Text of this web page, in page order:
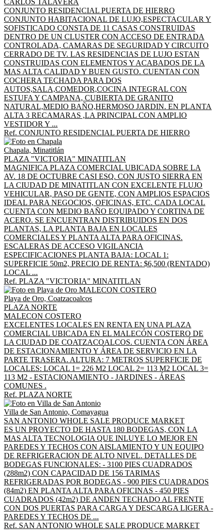
CARLOS TALAVERA
CONJUNTO RESIDENCIAL PUERTA DE HIERRO
CONJUNTO HABITACIONAL DE LUJO,ESPECTACULAR Y
SOFISTICADO CONSTA DE 11 CASAS CONSTRUIDAS
DENTRO DE UN CLUSTER CON ACCESO DE ENTRADA
CONTROLADA, CAMARAS DE SEGURIDAD Y CIRCUITO
CERRADO DE TV. LAS RESIDENCIAS DE LUJO ESTAN
CONSTRUIDAS CON ELEMENTOS Y ACABADOS DE LA
MAS ALTA CALIDAD Y BUEN GUSTO. CUENTAN CON
COCHERA TECHADA PARA DOS
AUTOS,SALA,COMEDOR,COCINA INTEGRAL CON
ESTUFA Y CAMPANA, CUBIERTA DE GRANITO
NATURAL,MEDIO BAÑO,HERMOSO JARDIN. EN PLANTA
ALTA 3 RECAMARAS ,LA PRINCIPAL CON AMPLIO
VESTIDOR Y ...
Ref. CONJUNTO RESIDENCIAL PUERTA DE HIERRO
Chapala, Minatitlán
PLAZA "VICTORIA" MINATITLAN
MAGNIFICA PLAZA COMERCIAL UBICADA SOBRE LA
AV. 18 DE OCTUBRE CASI ESQ. CON JUSTO SIERRA EN
LA CIUDAD DE MINATITLAN CON EXCELENTE FLUJO
VEHICULAR, PASO DE GENTE, CON AMPLIOS ESPACIOS
IDEAL PARA NEGOCIOS, OFICINAS, ETC. CADA LOCAL
CUENTA CON MEDIO BAÑO EQUIPADO Y CORTINA DE
ACERO. SE ENCUENTRAN DISTRIBUIDOS EN DOS
PLANTAS, LA PLANTA BAJA EN LOCALES
COMERCIALES Y PLANTA ALTA PARA OFICINAS.
ESCALERAS DE ACCESO VIGILANCIA
ESPECIFICACIONES PLANTA BAJA: LOCAL 1:
SUPERFICIE 50m2, PRECIO DE RENTA: $6,500 (RENTADO)
LOCAL ...
Ref. PLAZA "VICTORIA" MINATITLAN
Playa de Oro, Coatzacoalcos
PLAZA NORTE
MALECON COSTERO
EXCELENTES LOCALES EN RENTA EN UNA PLAZA
COMERCIAL UBICADA EN EL MALECÓN COSTERO DE
LA CIUDAD DE COATZACOALCOS. CUENTA CON ÁREA
DE ESTACIONAMIENTO Y ÁREA DE SERVICIO EN LA
PARTE TRASERA. ALTURA: 7 METROS SUPERFICIE DE
LOCALES: LOCAL 1= 226 M2 LOCAL 2= 113 M2 LOCAL 3=
113 M2 - ESTACIONAMIENTO - JARDINES - ÁREAS
COMUNES .
Ref. PLAZA NORTE
Villa de San Antonio, Comayagua
SAN ANTONIO WHOLE SALE PRODUCE MARKET
ES UN PROYECTO DE HASTA 180 BODEGAS, CON LA
MAS ALTA TECNOLOGIA QUE INLUYE LO MEJOR EN
PAREDES Y TECHOS CON AISLAMIENTO Y UN EQUIPO
DE REFRIGERACION DE ALTO NIVEL. DETALLES DE
BODEGAS FUNCIONALES: - 3100 PIES CUADRADOS
(288m2) CON CAPACIDAD DE 156 TARIMAS
REFRIGERADAS POR BODEGAS - 900 PIES CUADRADOS
(84m2) EN PLANTA ALTA PARA OFICINAS - 450 PIES
CUADRADOS (42m2) DE ANDEN TECHADO AL FRENTE
CON DOS PUERTAS PARA CARGA Y DESCARGA LIGERA -
PAREDES Y TECHOS DE ...
Ref. SAN ANTONIO WHOLE SALE PRODUCE MARKET